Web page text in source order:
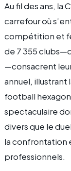
Au fil des ans, la
carrefour où
compétition et
de 7 355
—consacrent
annuel, illustrant
football
spectaculaire
divers que le
la confrontation
professionnels.